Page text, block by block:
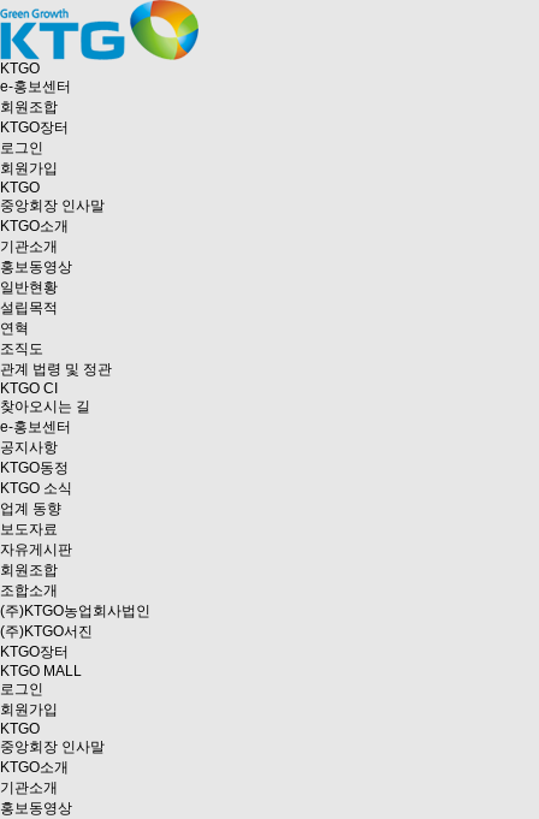
KTGO
e-홍보센터
회원조합
KTGO장터
로그인
회원가입
KTGO
중앙회장 인사말
KTGO소개
기관소개
홍보동영상
일반현황
설립목적
연혁
조직도
관계 법령 및 정관
KTGO CI
찾아오시는 길
e-홍보센터
공지사항
KTGO동정
KTGO 소식
업계 동향
보도자료
자유게시판
회원조합
조합소개
(주)KTGO농업회사법인
(주)KTGO서진
KTGO장터
KTGO MALL
로그인
회원가입
KTGO
중앙회장 인사말
KTGO소개
기관소개
홍보동영상